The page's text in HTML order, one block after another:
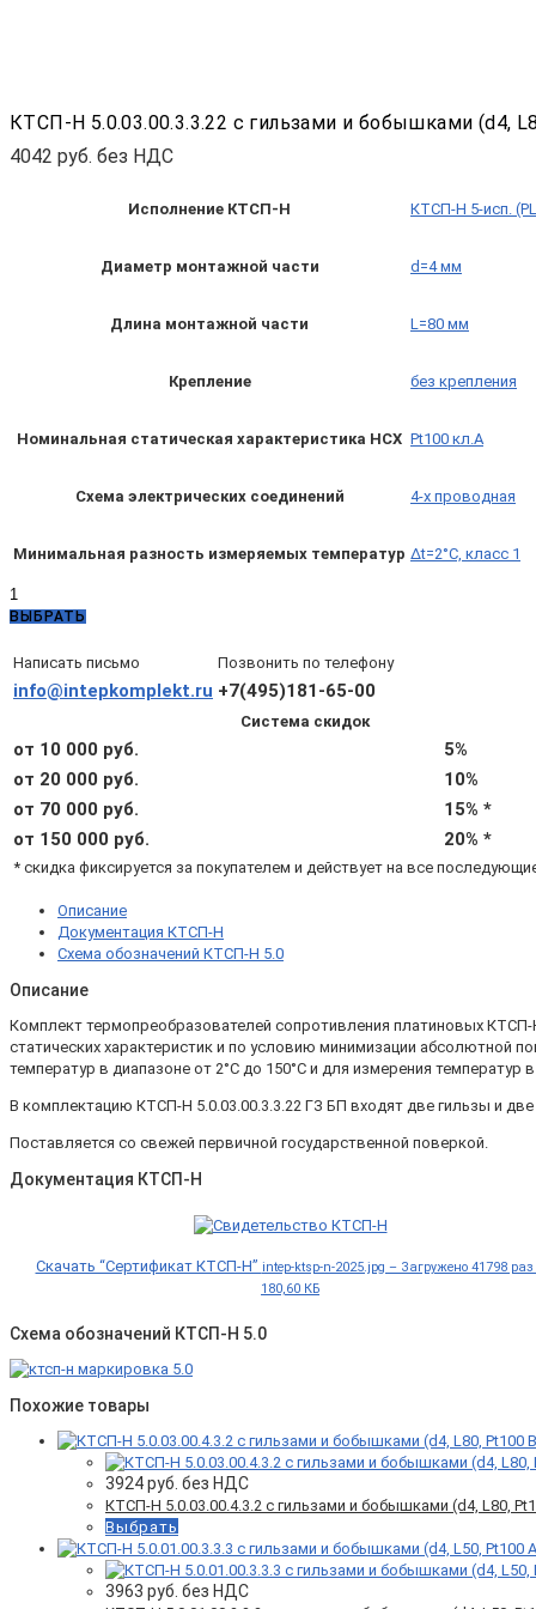
КТСП-Н 5.0.03.00.3.3.22 с гильзами и бобышками (d4,
4042 руб. без НДС
Исполнение КТСП-Н КТСП-Н 5-исп.
Диаметр монтажной части d=4 мм
Длина монтажной части L=80 мм
Крепление без крепления
Номинальная статическая характеристика НСХ Pt100 кл.A
Схема электрических соединений 4-х проводная
Минимальная разность измеряемых температур Δt=2°C, класс 1
Количество
товара
Н
5.0.03.00.3.3.22
с
и
(d4,
L80,
Pt100
4х,
класс
ВЫБРАТЬ
Написать письмо Позвонить по телефону
info@intepkomplekt.ru +7(495)181-65-00
Система скидок
от 10 000 руб.
5%
от 20 000 руб.
10%
от 70 000 руб.
15% *
от 150 000 руб.
20% *
* скидка фиксируется за покупателем и действует на все
Описание
Документация КТСП-Н
Схема обозначений КТСП-Н 5.0
Описание
Комплект термопреобразователей сопротивления платиновых КТСП-
статических характеристик и по условию минимизации абсолютной
температур в диапазоне от 2°С до 150°С и для измерения температур
В комплектацию КТСП-Н 5.0.03.00.3.3.22 ГЗ БП входят две гильзы и
Поставляется со свежей первичной государственной поверкой.
Документация КТСП-Н
Скачать “Сертификат КТСП-Н” intep-ktsp-n-2025.jpg – Загружено 41798
180,60 КБ
Схема обозначений КТСП-Н 5.0
Похожие товары
3924руб. без НДС
КТСП-Н 5.0.03.00.4.3.2 c гильзами и бобышками (d4, L80,
Выбрать
3963 руб. без НДС